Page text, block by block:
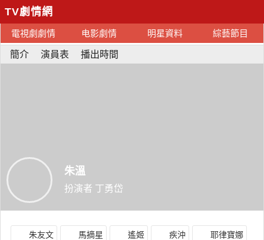
TV劇情網
電視劇劇情 电影劇情 明星資料 綜藝節目
簡介 演員表 播出時間
朱溫
扮演者 丁勇岱
朱友文 馬摘星 遙姬 疾沖 耶律寶娜